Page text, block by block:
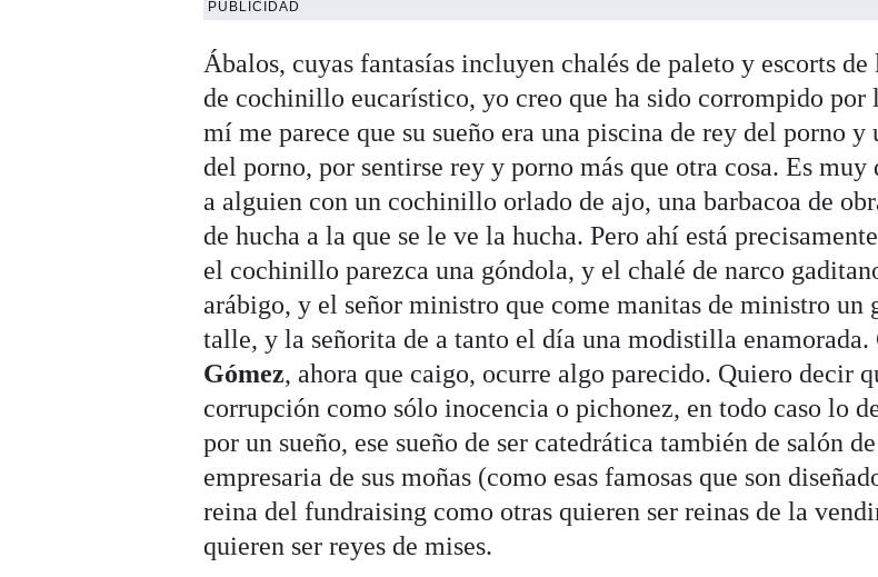
PUBLICIDAD
Ábalos, cuyas fantasías incluyen chalés de paleto y escorts de
de cochinillo eucarístico, yo creo que ha sido corrompido por
mí me parece que su sueño era una piscina de rey del porno y
del porno, por sentirse rey y porno más que otra cosa. Es
a alguien con un cochinillo orlado de ajo, una barbacoa de
de hucha a la que se le ve la hucha. Pero ahí está
el cochinillo parezca una góndola, y el chalé de narco
arábigo, y el señor ministro que come manitas de ministro un
talle, y la señorita de a tanto el día una modistilla
Gómez, ahora que caigo, ocurre algo parecido. Quiero decir
corrupción como sólo inocencia o pichonez, en todo caso lo
por un sueño, ese sueño de ser catedrática también de salón
empresaria de sus moñas (como esas famosas que son
reina del fundraising como otras quieren ser reinas de la
quieren ser reyes de mises.